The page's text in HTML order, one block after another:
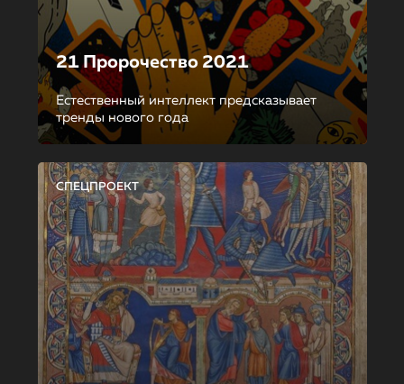
21 Пророчество 2021
Естественный интеллект предсказывает
тренды нового года
СПЕЦПРОЕКТ